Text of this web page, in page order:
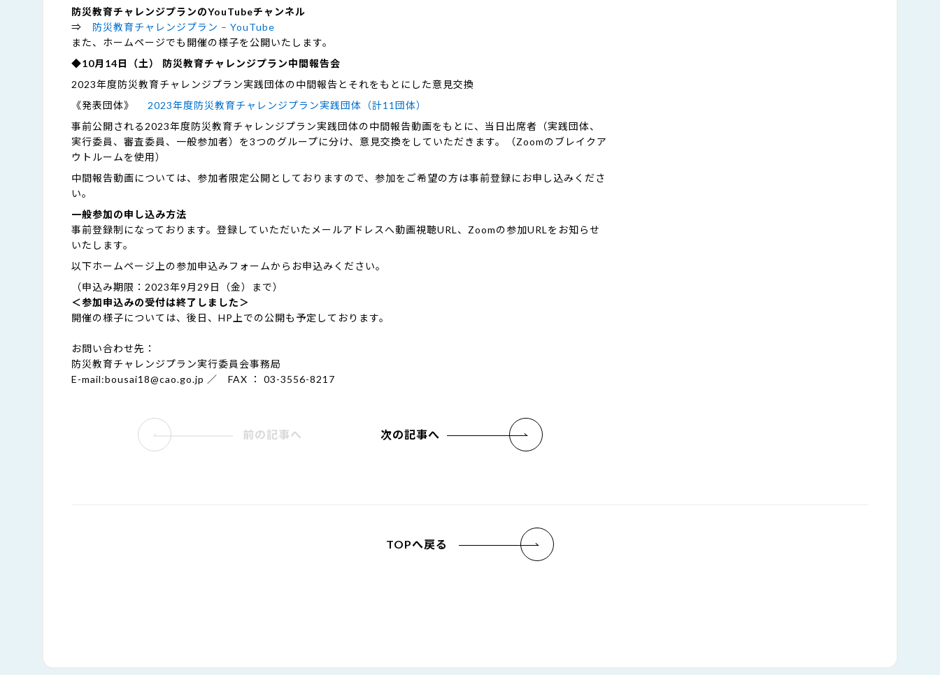
防災教育チャレンジプランのYouTubeチャンネル
⇒ 防災教育チャレンジプラン – YouTube
また、ホームページでも開催の様子を公開いたします。
◆10月14日（土） 防災教育チャレンジプラン中間報告会
2023年度防災教育チャレンジプラン実践団体の中間報告とそれをもとにした意見交換
《発表団体》 2023年度防災教育チャレンジプラン実践団体（計11団体）
事前公開される2023年度防災教育チャレンジプラン実践団体の中間報告動画をもとに、当日出席者（実践団体、
実行委員、審査委員、一般参加者）を3つのグループに分け、意見交換をしていただきます。（Zoomのブレイクア
ウトルームを使用）
中間報告動画については、参加者限定公開としておりますので、参加をご希望の方は事前登録にお申し込みくださ
い。
一般参加の申し込み方法
事前登録制になっております。登録していただいたメールアドレスへ動画視聴URL、Zoomの参加URLをお知らせ
いたします。
以下ホームページ上の参加申込みフォームからお申込みください。
（申込み期限：2023年9月29日（金）まで）
＜参加申込みの受付は終了しました＞
開催の様子については、後日、HP上での公開も予定しております。
お問い合わせ先：
防災教育チャレンジプラン実行委員会事務局
E-mail:bousai18@cao.go.jp ／ FAX ： 03-3556-8217
前の記事へ 次の記事へ
TOPへ戻る